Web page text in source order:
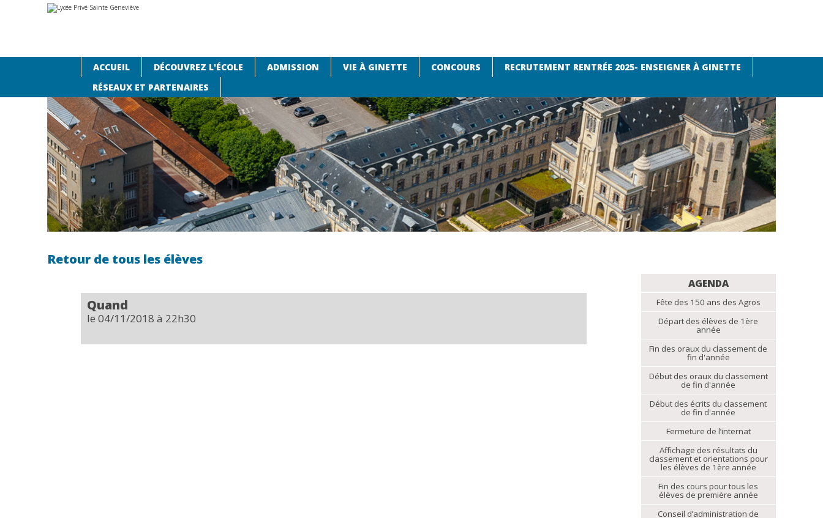
la
ACCUEIL DÉCOUVREZ L'ÉCOLE ADMISSION VIE À GINETTE CONCOURS
RECRUTEMENT RENTRÉE 2025- ENSEIGNER À GINETTE
RÉSEAUX ET PARTENAIRES
Accueil›Agenda Retour de tous les élèves
NAVIGATIONAGENDA
Fête des 150 ans des Agros
Départ des élèves de 1ère
année
Fin des oraux du classement de
fin d'année
Début des oraux du classement
de fin d'année
Début des écrits du classement
de fin d'année
Fermeture de l’internat
Affichage des résultats du
classement et orientations pour
les élèves de 1ère année
Fin des cours pour tous les
élèves de première année
Conseil d’administration de
Retour de tous les élèves
Quand
le 04/11/2018 à 22h30